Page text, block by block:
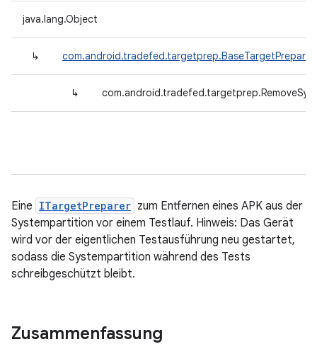
java.lang.Object
↳ com.android.tradefed.targetprep.BaseTargetPreparer
↳
Eine ITargetPreparer zum Entfernen eines APK aus der
Systempartition vor einem Testlauf. Hinweis: Das Gerät
wird vor der eigentlichen Testausführung neu gestartet,
sodass die Systempartition während des Tests
schreibgeschützt bleibt.
Zusammenfassung